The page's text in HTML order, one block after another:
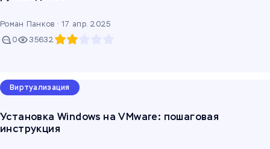
Роман Панков ·17 апр. 2025
0
35632
Виртуализация
Установка Windows на VMware: пошаговая
инструкция